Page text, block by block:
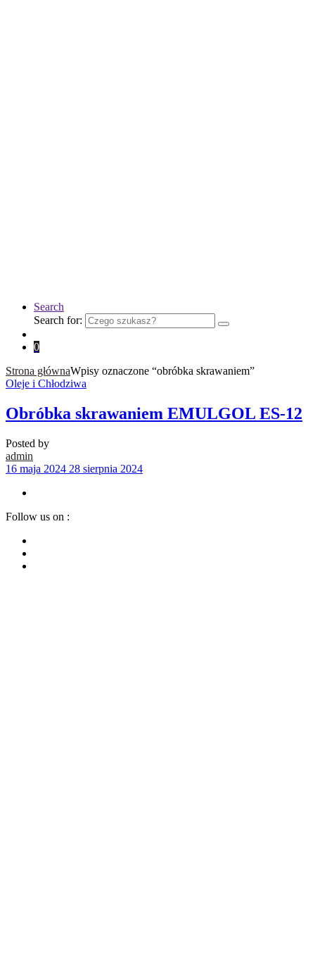
Search
Search for:
0
Strona głównaWpisy oznaczone “obróbka skrawaniem”
Oleje i Chłodziwa
Obróbka skrawaniem EMULGOL ES-12
Posted by
admin
16 maja 2024 28 sierpnia 2024
Follow us on :